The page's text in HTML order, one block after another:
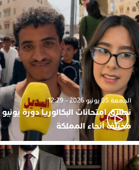
الجمعة 05 يونيو 2026 - 12:29
مختلف أنحاء المملكة